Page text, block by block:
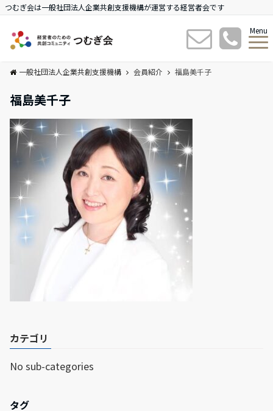
つむぎ会は一般社団法人企業共創支援機構が運営する経営者会です
Menu
一般社団法人企業共創支援機構 会員紹介 福島美千子
福島美千子
カテゴリ
No sub-categories
タグ